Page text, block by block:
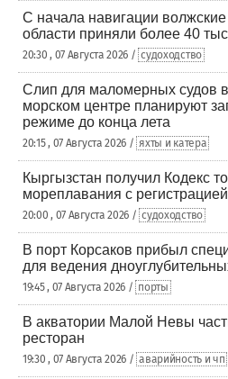
С начала навигации
области приняли более 40
20:30 , 07 Августа 2026 / судоходство
Слип для маломерных судов
морском центре планируют
режиме до конца лета
20:15 , 07 Августа 2026 / яхты и катера
Кыргызстан получил Кодекс
мореплавания с
20:00 , 07 Августа 2026 / судоходство
В порт Корсаков прибыл
для ведения
19:45 , 07 Августа 2026 / порты
В акватории Малой Невы
ресторан
19:30 , 07 Августа 2026 / аварийность и чп